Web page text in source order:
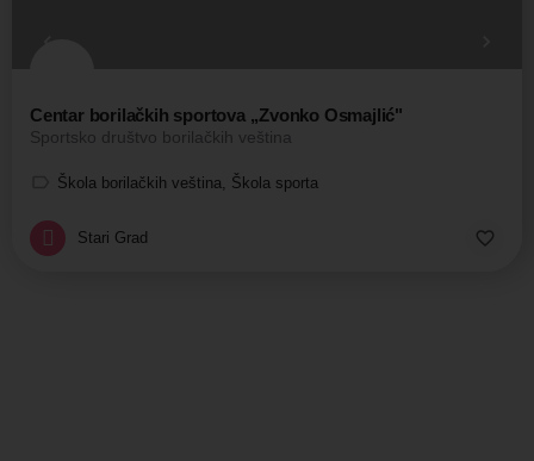
Centar borilačkih sportova ,,Zvonko Osmajlić"
Sportsko društvo borilačkih veština
Škola borilačkih veština, Škola sporta
Stari Grad